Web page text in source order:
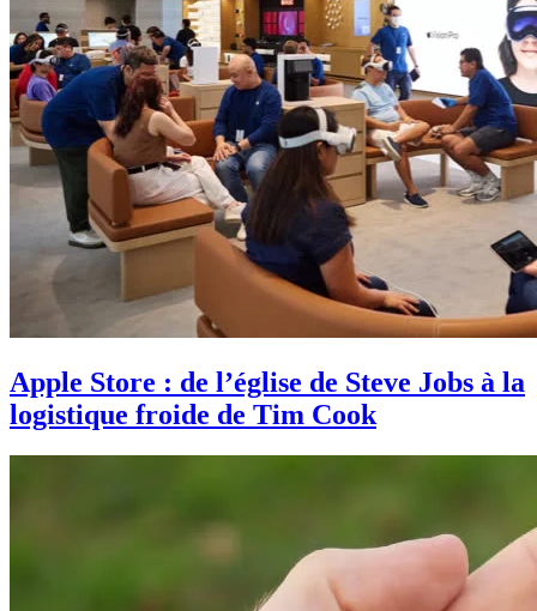
Apple Store : de l’église de Steve Jobs à la
logistique froide de Tim Cook